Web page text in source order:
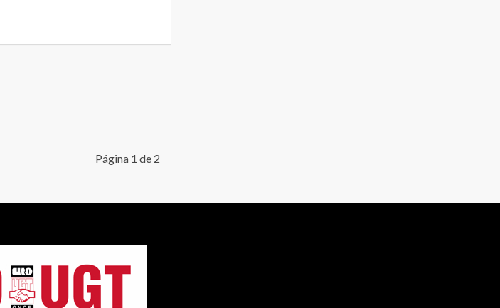
Página 1 de 2